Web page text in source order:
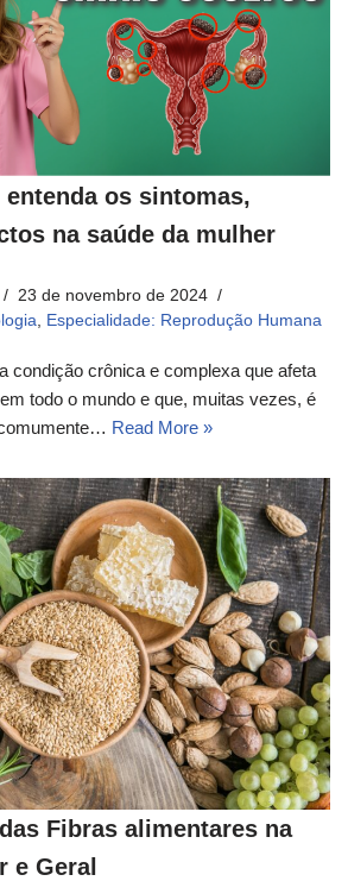
os sintomas,
na saúde da mulher
23 de novembro de 2024
, Especialidade: Reprodução Humana
condição crônica e complexa que afeta
todo o mundo e que, muitas vezes, é
Read More »
Fibras alimentares na
e Geral